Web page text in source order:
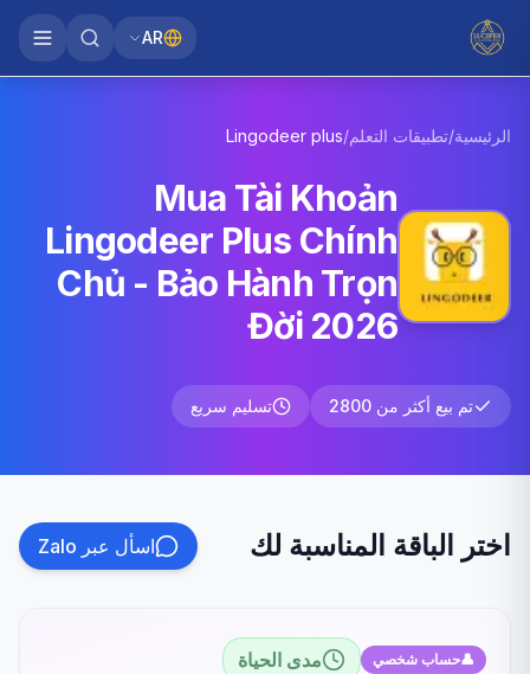
AR
الرئيسية/تطبيقات التعلم/
Lingodeer plus
Mua Tài Khoản
Lingodeer Plus Chính
Chủ - Bảo Hành Trọn
Đời 2026
تم بيع أكثر من 2800 تسليم سريع
اختر الباقة المناسبة لك اسأل عبر Zalo
👤حساب شخصي مدى الحياة